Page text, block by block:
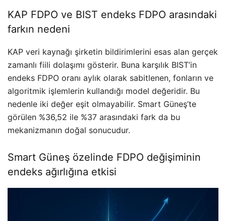
KAP FDPO ve BIST endeks FDPO arasındaki
farkın nedeni
KAP veri kaynağı şirketin bildirimlerini esas alan gerçek
zamanlı fiili dolaşımı gösterir. Buna karşılık BIST’in
endeks FDPO oranı aylık olarak sabitlenen, fonların ve
algoritmik işlemlerin kullandığı model değeridir. Bu
nedenle iki değer eşit olmayabilir. Smart Güneş’te
görülen %36,52 ile %37 arasındaki fark da bu
mekanizmanın doğal sonucudur.
Smart Güneş özelinde FDPO değişiminin
endeks ağırlığına etkisi